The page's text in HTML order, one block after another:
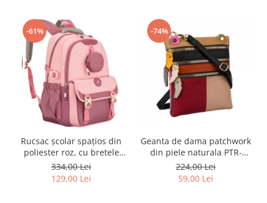
-61%
Rucsac școlar spațios din
poliester roz, cu bretele
reglabile - Peterson PTR-
PTN 8610-1327 PINK
334,00 Lei
129,00 Lei
-74%
Geanta de dama patchwork
din piele naturala PTR-
1718-SKL-6922 MULTI
224,00 Lei
59,00 Lei